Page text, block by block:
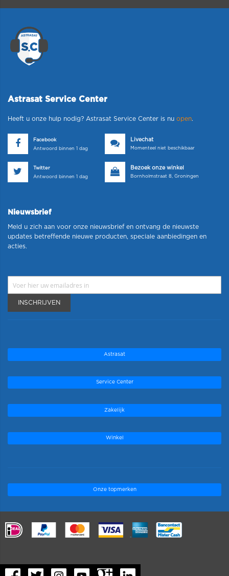
Astrasat Service Center
Heeft u onze hulp nodig? Astrasat Service Center is nu open.
Facebook
Antwoord binnen 1 dag
Livechat
Momenteel niet beschikbaar
Twitter
Antwoord binnen 1 dag
Bezoek onze winkel
Bornholmstraat 8, Groningen
Nieuwsbrief
Meld u zich aan voor onze nieuwsbrief en ontvang de nieuwste
updates betreffende nieuwe producten, speciale aanbiedingen en
acties.
INSCHRIJVEN
Astrasat
Service Center
Zakelijk
Winkel
Onze topmerken
.